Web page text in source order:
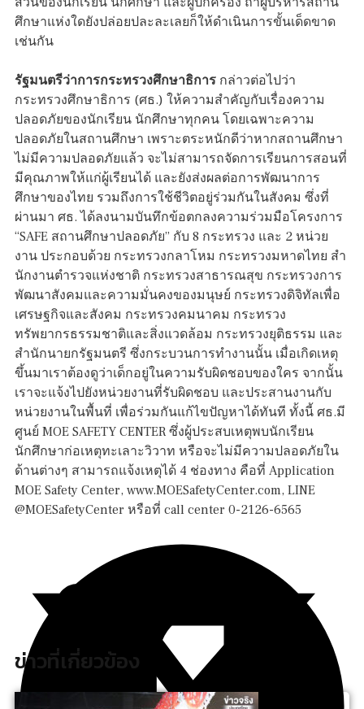
ศึกษาแห่งใดยังปล่อยปละละเลยก็ให้ดำเนินการขั้นเด็ดขาด
เช่นกัน
รัฐมนตรีว่าการกระทรวงศึกษาธิการ กล่าวต่อไปว่า
กระทรวงศึกษาธิการ (ศธ.) ให้ความสำคัญกับเรื่องความ
ปลอดภัยของนักเรียน นักศึกษาทุกคน โดยเฉพาะความ
ปลอดภัยในสถานศึกษา เพราะตระหนักดีว่าหากสถานศึกษา
ไม่มีความปลอดภัยแล้ว จะไม่สามารถจัดการเรียนการสอนที่
มีคุณภาพให้แก่ผู้เรียนได้ และยังส่งผลต่อการพัฒนาการ
ศึกษาของไทย รวมถึงการใช้ชีวิตอยู่ร่วมกันในสังคม ซึ่งที่
ผ่านมา ศธ. ได้ลงนามบันทึกข้อตกลงความร่วมมือโครงการ
“SAFE สถานศึกษาปลอดภัย” กับ 8 กระทรวง และ 2 หน่วย
งาน ประกอบด้วย กระทรวงกลาโหม กระทรวงมหาดไทย สํา
นักงานตํารวจแห่งชาติ กระทรวงสาธารณสุข กระทรวงการ
พัฒนาสังคมและความมั่นคงของมนุษย์ กระทรวงดิจิทัลเพื่อ
เศรษฐกิจและสังคม กระทรวงคมนาคม กระทรวง
ทรัพยากรธรรมชาติและสิ่งแวดล้อม กระทรวงยุติธรรม และ
สำนักนายกรัฐมนตรี ซึ่งกระบวนการทำงานนั้น เมื่อเกิดเหตุ
ขึ้นมาเราต้องดูว่าเด็กอยู่ในความรับผิดชอบของใคร จากนั้น
เราจะแจ้งไปยังหน่วยงานที่รับผิดชอบ และประสานงานกับ
หน่วยงานในพื้นที่ เพื่อร่วมกันแก้ไขปัญหาได้ทันที ทั้งนี้ ศธ.มี
ศูนย์ MOE SAFETY CENTER ซึ่งผู้ประสบเหตุพบนักเรียน
นักศึกษาก่อเหตุทะเลาะวิวาท หรือจะไม่มีความปลอดภัยใน
ด้านต่างๆ สามารถแจ้งเหตุได้ 4 ช่องทาง คือที่ Application
MOE Safety Center, www.MOESafetyCenter.com, LINE
@MOESafetyCenter หรือที่ call center 0-2126-6565
ข่าวที่เกี่ยวข้อง